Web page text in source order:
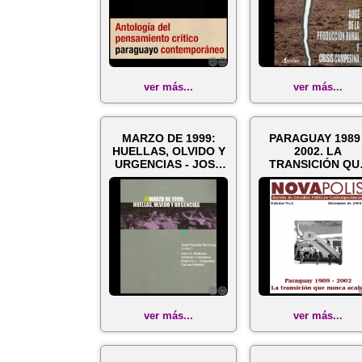
ver más... ver más...
MARZO DE 1999:
HUELLAS, OLVIDO Y
URGENCIAS - JOSÉ
NICOLÁS MORÍNIG...
ver más...
PARAGUAY
2002. LA
TRANSICIÓN
NUNCA ACABA
Director: J...
ver más...